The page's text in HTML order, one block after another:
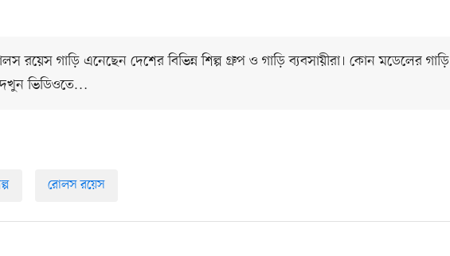
রয়েস গাড়ি এনেছেন দেশের বিভিন্ন শিল্প গ্রুপ ও গাড়ি ব্যবসায়ীরা। কোন মডেলের গাড়ি
ভিডিওতে…
রোলস রয়েস